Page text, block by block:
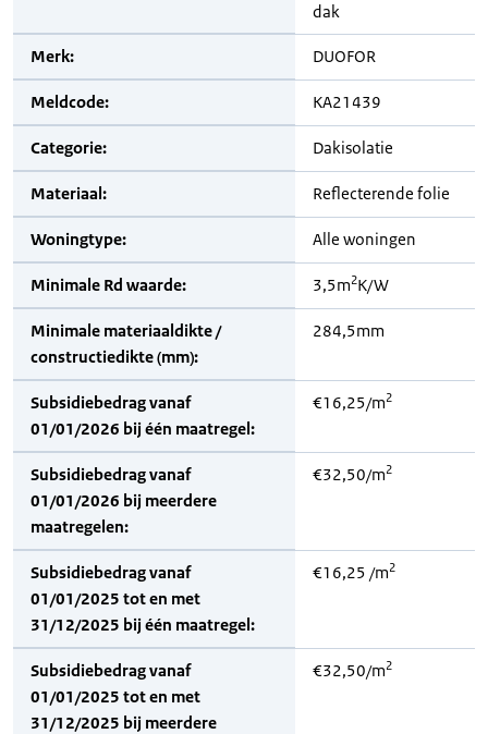
dak
Merk: DUOFOR
Meldcode: KA21439
Categorie: Dakisolatie
Materiaal: Reflecterende folie
Woningtype: Alle woningen
Minimale Rd waarde: 3,5m2K/W
Minimale materiaaldikte /
constructiedikte (mm):
284,5mm
Subsidiebedrag vanaf
01/01/2026 bij één maatregel:
€16,25/m2
Subsidiebedrag vanaf
01/01/2026 bij meerdere
maatregelen:
€32,50/m2
Subsidiebedrag vanaf
01/01/2025 tot en met
31/12/2025 bij één maatregel:
€16,25 /m2
Subsidiebedrag vanaf
01/01/2025 tot en met
31/12/2025 bij meerdere
€32,50/m2